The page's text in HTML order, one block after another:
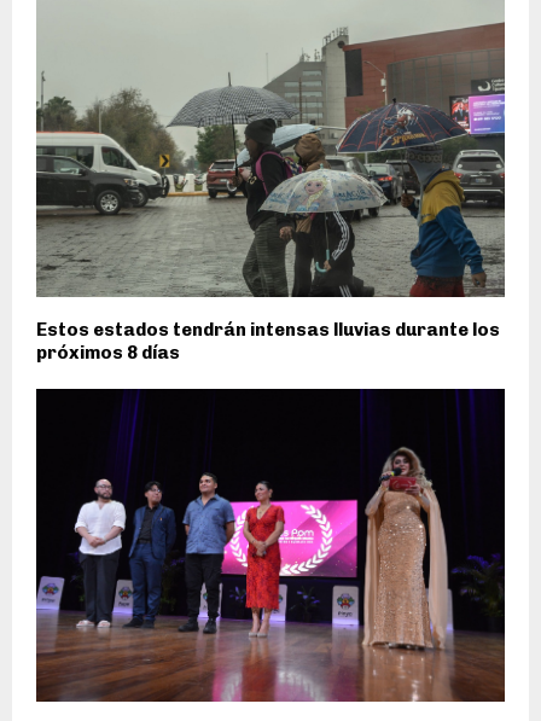
Estos estados tendrán intensas lluvias durante los
próximos 8 días